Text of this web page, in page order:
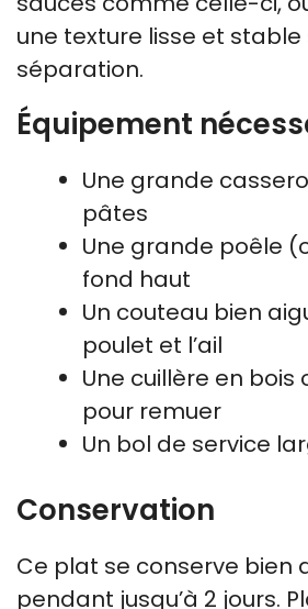
une texture lisse et
séparation.
Équipement
Une grande
pâtes
Une grande poêle
fond haut
Un couteau bien
poulet et l’ail
Une cuillère en bois
pour remuer
Un bol de service
Conservation
Ce plat se conserve bien
pendant jusqu’à 2 jours.